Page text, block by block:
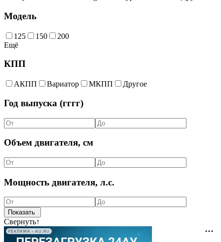
Модель
125 150
200
Ещё
КПП
АКПП Вариатор МКПП Другое
Год выпуска (гггг)
Объем двигателя, см
Мощность двигателя, л.с.
Свернуть↑
РЕКЛАМА • AU.RU